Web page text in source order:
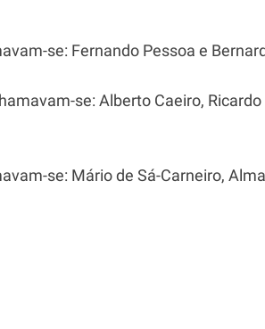
se: Fernando Pessoa e
se: Alberto Caeiro, Ricardo
se: Mário de Sá-Carneiro,